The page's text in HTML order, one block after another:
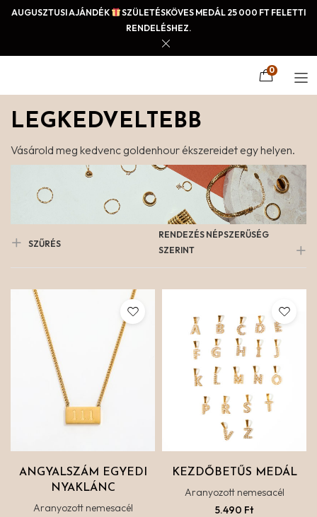
AUGUSZTUSI AJÁNDÉK
SZÜLETÉSKÖVES MEDÁL 25 000 FT FELETTI
RENDELÉSHEZ.
0
LEGKEDVELTEBB
Vásárold meg kedvenc goldenhour ékszereidet egy helyen.
SZŰRÉS
RENDEZÉS NÉPSZERŰSÉG
SZERINT
ANGYALSZÁM EGYEDI
NYAKLÁNC
Aranyozott nemesacél
KEZDŐBETŰS MEDÁL
Aranyozott nemesacél
5.490 Ft